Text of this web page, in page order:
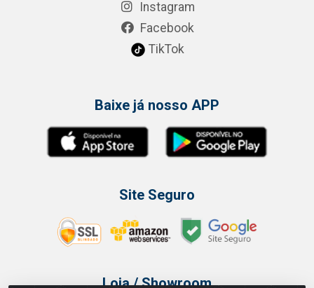
Instagram
Facebook
TikTok
Baixe já nosso APP
Site Seguro
Loja / Showroom